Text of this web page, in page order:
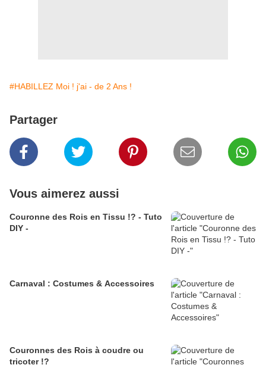
#HABILLEZ Moi ! j'ai - de 2 Ans !
Partager
Vous aimerez aussi
Couronne des Rois en Tissu !? - Tuto
DIY -
Carnaval : Costumes & Accessoires
Couronnes des Rois à coudre ou
tricoter !?